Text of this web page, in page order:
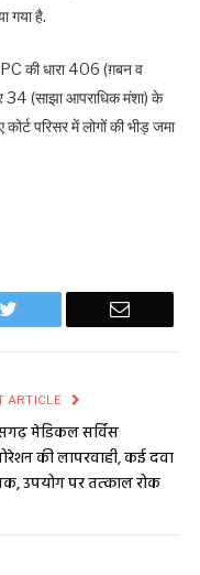
गया है.
की धारा 406 (ग़बन व
34 (साझा आपराधिक मंशा) के
परिसर में लोगों की भीड़ जमा
Twitter Email
ARTICLE
मेडिकल सर्विस
की लापरवाही, कई दवा
उपयोग पर तत्काल रोक